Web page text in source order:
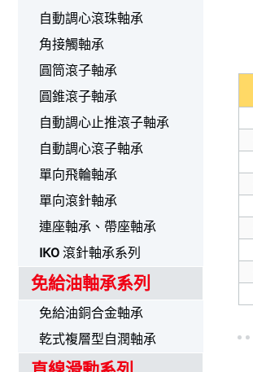
自動調心滾珠軸承
角接觸軸承
圓筒滾子軸承
圓錐滾子軸承
自動調心止推滾子軸承
自動調心滾子軸承
單向飛輪軸承
單向滾針軸承
連座軸承、帶座軸承
IKO 滾針軸承系列
免給油軸承系列
免給油銅合金軸承
乾式複層型自潤軸承